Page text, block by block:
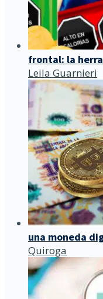
frontal: la
Leila Guarnieri
una moneda
Quiroga